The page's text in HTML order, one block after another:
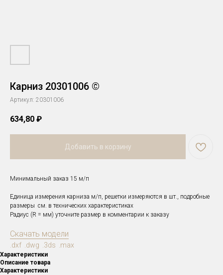
Карниз 20301006 ©
Артикул: 20301006
634,80 ₽
Добавить в корзину
Минимальный заказ 15 м/п
Единица измерения карниза м/п, решетки измеряются в шт., подробные
размеры см. в технических характеристиках
Радиус (R = мм) уточните размер в комментарии к заказу
Скачать модели
.dxf .dwg .3ds .max
Характеристики
Описание товара
Характеристики